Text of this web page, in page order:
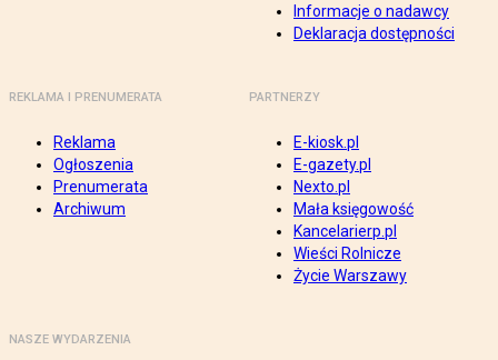
Informacje o nadawcy
Deklaracja dostępności
REKLAMA I PRENUMERATA
Reklama
Ogłoszenia
Prenumerata
Archiwum
PARTNERZY
E-kiosk.pl
E-gazety.pl
Nexto.pl
Mała księgowość
Kancelarierp.pl
Wieści Rolnicze
Życie Warszawy
NASZE WYDARZENIA